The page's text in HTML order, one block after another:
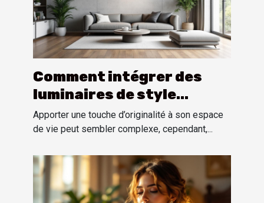
Comment intégrer des
luminaires de style
industriel dans un
intérieur moderne ?
Apporter une touche d’originalité à son espace
de vie peut sembler complexe, cependant,...